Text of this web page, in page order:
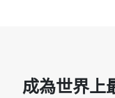
成為世界上